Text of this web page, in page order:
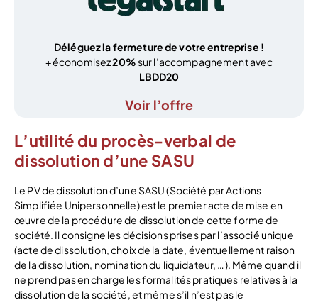
Déléguez la fermeture de votre entreprise !
+ économisez20%sur l’accompagnement avec
LBDD20
Voir l’offre
L’utilité du procès-verbal de
dissolution d’une SASU
Le PV de dissolution d’une SASU (Société par Actions
Simplifiée Unipersonnelle) est le premier acte de mise en
œuvre de la procédure de dissolution de cette forme de
société. Il consigne les décisions prises par l’associé unique
(acte de dissolution, choix de la date, éventuellement raison
de la dissolution, nomination du liquidateur, …). Même quand il
ne prend pas en charge les formalités pratiques relatives à la
dissolution de la société, et même s’il n’est pas le